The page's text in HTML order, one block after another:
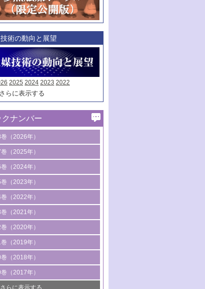
種別
ーク：
マークあり
術の動向と展望
2025 2024 2023 2022
らに表示する
クナンバー
（2026年）
酸化水素合成に関する研究動向
ンピューター技術により加速する
発
機分子変換やCO 資源化のための
に関する最近の研究
137回触媒討論会（2026年）
（2025年）
水素化によるグリーン燃料/グリ
ミカル製造
水素製造のための水分解技術に関す
の研究
レフィン系樹脂の精密合成に関す
技術
ルコール類の効率的変換を実現す
金属触媒の研究動向
ゼオライトの合成と応用における研
（2024年）
次元ナノ構造を有する触媒材料
制反応場を活用した固体触媒研究
開
踏分子変換を目指した酸化触媒プ
の最前線
ンクロトロン放射光および中性子
用した触媒解析技術の最先端
原子触媒
照触媒委員会からのお知らせ
（2023年）
素が関わる触媒機能
ラスチックケミカルリサイクルの
触媒技術
酸化物系金属化合物を基盤とした
料の開発
子酸素・格子酸素欠陥を利用した
応
体触媒によるエネルギー変換反応
（2022年）
成ガス製造とCOを用いるケミカル
成の最新動向
学品合成のための合金触媒開発
の排出削減および有効活用のた
媒技術
手による情報発信企画～とびたて
（2021年）
触媒の新展開
ロブスカイト
殊反応場を利用した触媒的分子変
孔質材料を用いた触媒の新展開
（2020年）
媒設計を拓く欠陥構造のキャラク
ゼーション
能化学品製造に資するクリーンな
酸化反応
（2019年）
質移動制御に着目した触媒プロセ
2 フリー水素サプライチェーンに
（2018年）
体酸触媒の最新の研究動向
酸化炭素からの有用化学品合成
（2017年）
たるところに，触媒
らに表示する